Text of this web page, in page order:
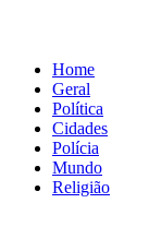
Home
Geral
Política
Cidades
Polícia
Mundo
Religião